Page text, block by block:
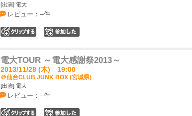
[出演] 電大
レビュー：--件
電大TOUR ～電大感謝祭2013～
2013/11/28 (木) 19:00
＠仙台CLUB JUNK BOX (宮城県)
[出演] 電大
レビュー：--件